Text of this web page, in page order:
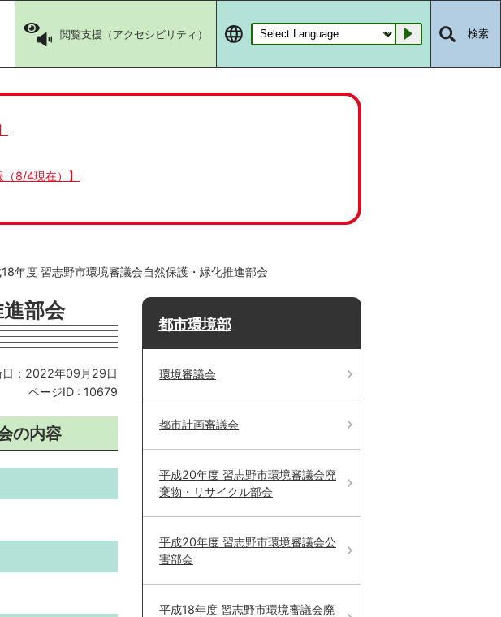
閲覧支援（アクセシビリティ） Go 検索
8/4現在）】
年度 習志野市環境審議会自然保護・緑化推進部会
部会
日：2022年09月29日
ページID : 10679
の内容
都市環境部
環境審議会
都市計画審議会
平成20年度 習志野市環境審議会廃
棄物・リサイクル部会
平成20年度 習志野市環境審議会公
害部会
平成18年度 習志野市環境審議会廃